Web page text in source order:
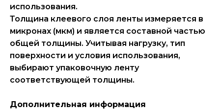
использования.
Толщина клеевого слоя ленты измеряется в
микронах (мкм) и является составной частью
общей толщины. Учитывая нагрузку, тип
поверхности и условия использования,
выбирают упаковочную ленту
соответствующей толщины.
Дополнительная информация